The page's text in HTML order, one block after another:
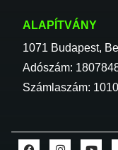
ALAPÍTVÁNY
1071 Budapest,
Adószám:
Számlaszám: